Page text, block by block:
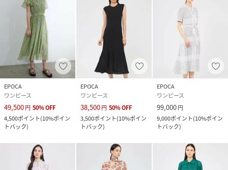
EPOCA
ワンピース
49,500円 50%OFF
4,500ポイント(10%ポイン
トバック)
EPOCA
ワンピース
38,500円 50%OFF
3,500ポイント(10%ポイン
トバック)
EPOCA
ワンピース
99,000円
9,000ポイント(10%ポイン
トバック)